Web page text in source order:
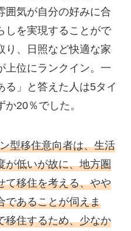
囲気が自分の好みに合
しを実現することがで
り、日照など快適な家
上位にランクイン。一
る」と答えた人は5タイ
20％でした。
型移住意向者は、生活
が低いが故に、地方圏
て移住を考える、やや
であることが伺えま
移住するため、少なか